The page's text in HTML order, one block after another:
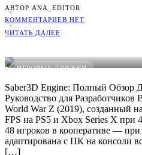
АВТОР ANA_EDITOR
КОММЕНТАРИЕВ НЕТ
ЧИТАТЬ ДАЛЕЕ
ИГРОВЫЕ ДВИЖКИ
Saber3D Engine: Полный Обзор
Руководство для Разработчиков
World War Z (2019), созданный
FPS на PS5 и Xbox Series X при
48 игроков в кооперативе —
адаптирована с ПК на консоли
[…]